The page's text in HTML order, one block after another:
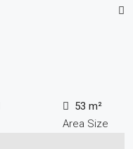
53 m²
Area Size